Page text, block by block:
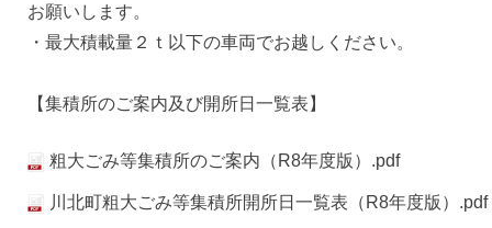
お願いします。
・最大積載量２ｔ以下の車両でお越しください。
【集積所のご案内及び開所日一覧表】
粗大ごみ等集積所のご案内（R8年度版）.pdf
川北町粗大ごみ等集積所開所日一覧表（R8年度版）.pdf